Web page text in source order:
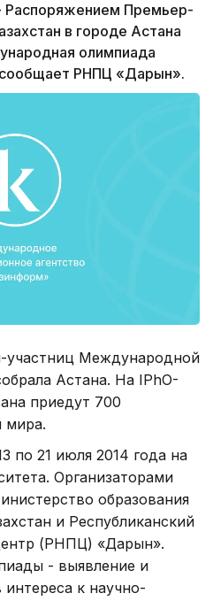
Премьер-
в городе Астана
олимпиада
РНПЦ «Дарын».
участниц Международной
Астана. На IPhO-
приедут 700
мира.
по 21 июля 2014 года на
Организаторами
образования
и Республиканский
(РНПЦ) «Дарын».
- выявление и
к научно-